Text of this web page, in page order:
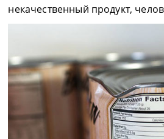
некачественный продукт,